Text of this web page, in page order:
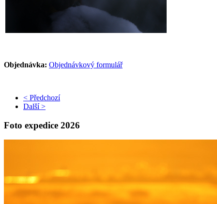
Objednávka: Objednávkový formulář
< Předchozí
Další >
Foto expedice 2026